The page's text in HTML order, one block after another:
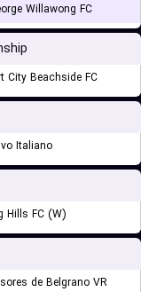
Willawong FC
City Beachside FC
Italiano
Hills FC (W)
de Belgrano VR